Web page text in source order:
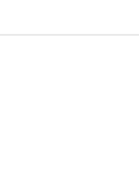
蚕﹑广藿香﹑
藤﹑天麻
产品总额满
。 账单总额未
例如马湾、机